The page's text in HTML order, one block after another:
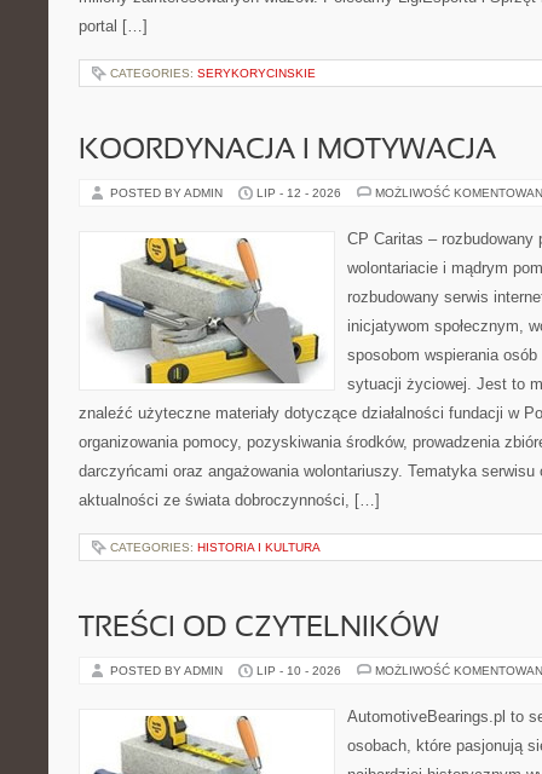
portal […]
CATEGORIES: SERYKORYCINSKIE
KOORDYNACJA I MOTYWACJA
POSTED BY ADMIN LIP - 12 - 2026 MOŻLIWOŚĆ
CP Caritas – rozbudowany
wolontariacie i mądrym
rozbudowany serwis
inicjatywom społecznym,
sposobom wspierania
sytuacji życiowej. Jest to
znaleźć użyteczne materiały dotyczące działalności fundacji w
organizowania pomocy, pozyskiwania środków, prowadzenia
darczyńcami oraz angażowania wolontariuszy. Tematyka
aktualności ze świata dobroczynności, […]
CATEGORIES: HISTORIA I KULTURA
TREŚCI OD CZYTELNIKÓW
POSTED BY ADMIN LIP - 10 - 2026 MOŻLIWOŚĆ
AutomotiveBearings.pl to
osobach, które pasjonują